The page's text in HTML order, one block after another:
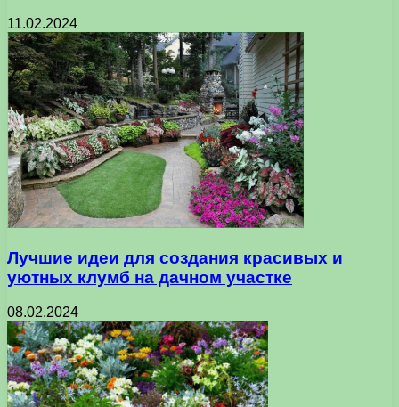
11.02.2024
Лучшие идеи для создания красивых и
уютных клумб на дачном участке
08.02.2024